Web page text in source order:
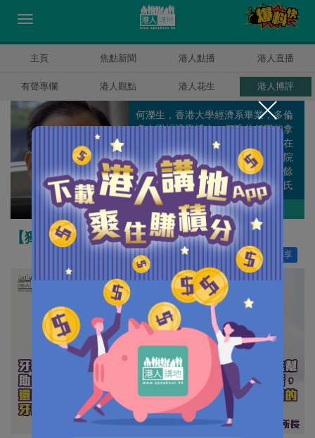
主頁 焦點新聞 港人點播 港人直播
有聲專欄 港人觀點 港人花生 港人博評
何濼生
何濼生，香港大學經濟系畢業，多倫
多大學經濟學博士。何氏曾任職加拿
大安大略省政府庫務及經濟部，並在
香港中文大學、嶺南大學，珠海學院
等任教。何氏專攻政策研究，除百餘
篇學術論文外，更有多本著作。何氏
曾擔任多個公職及香港經濟學會會
長。
作者其他博評
【獨家文章】令人神傷的香港公營牙科服務
分享
13